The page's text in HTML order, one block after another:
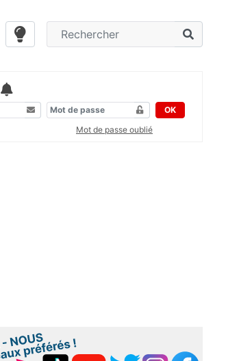
OK
Mot de passe oublié